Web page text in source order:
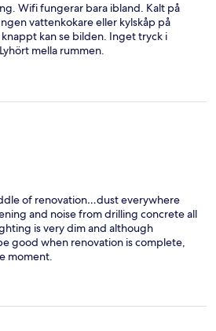
Wifi fungerar bara ibland. Kalt på
vattenkokare eller kylskåp på
kan se bilden. Inget tryck i
mella rummen.
of renovation…dust everywhere
and noise from drilling concrete all
is very dim and although
good when renovation is complete,
moment.